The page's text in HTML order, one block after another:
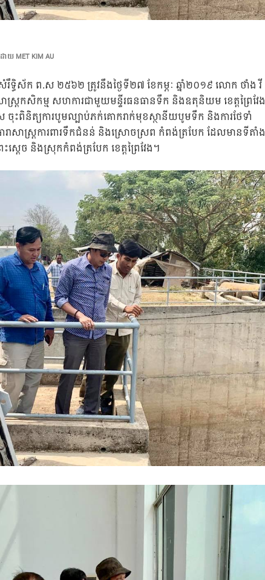
ោយ MET KIM AU
រឹទ្ធិស័ក ព.ស ២៥៦២ ត្រូវនឹងថ្ងៃទី២៧ ខែកម្ភៈ ឆ្នាំ២០១៩ លោក ថាំង វី
ាស្រ្តកសិកម្ម សហការជាមួយមន្ទីរធនធានទឹក និងឧតុនិយម ខេត្តព្រៃវែង
ស ចុះពិនិត្យការបូមល្បាប់ភក់គោករាក់មុខស្ថានីយបូមទឹក និងការថែទាំ
រាសាស្រ្តការពារទឹកជំនន់ និងស្រោចស្រព កំពង់ត្របែក ដែលមានទីតាំង
តេច និងស្រុកកំពង់ត្របែក ខេត្តព្រៃវែង។